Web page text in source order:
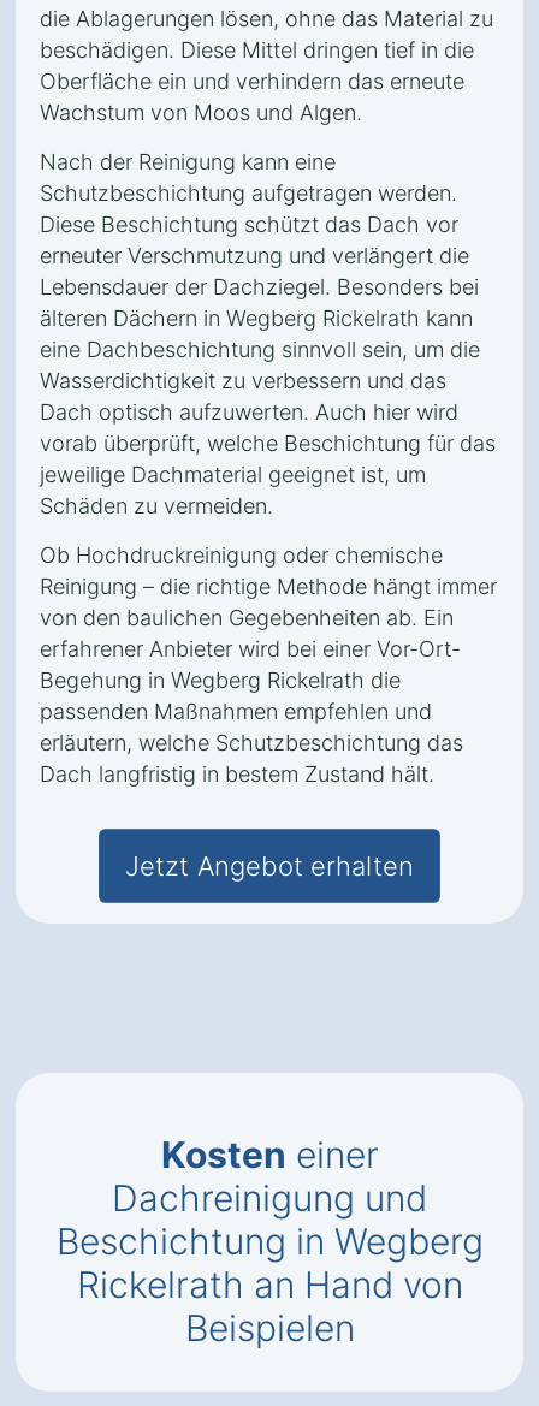
die Ablagerungen lösen, ohne das Material zu
beschädigen. Diese Mittel dringen tief in die
Oberfläche ein und verhindern das erneute
Wachstum von Moos und Algen.
Nach der Reinigung kann eine
Schutzbeschichtung aufgetragen werden.
Diese Beschichtung schützt das Dach vor
erneuter Verschmutzung und verlängert die
Lebensdauer der Dachziegel. Besonders bei
älteren Dächern in Wegberg Rickelrath kann
eine Dachbeschichtung sinnvoll sein, um die
Wasserdichtigkeit zu verbessern und das
Dach optisch aufzuwerten. Auch hier wird
vorab überprüft, welche Beschichtung für das
jeweilige Dachmaterial geeignet ist, um
Schäden zu vermeiden.
Ob Hochdruckreinigung oder chemische
Reinigung – die richtige Methode hängt immer
von den baulichen Gegebenheiten ab. Ein
erfahrener Anbieter wird bei einer Vor-Ort-
Begehung in Wegberg Rickelrath die
passenden Maßnahmen empfehlen und
erläutern, welche Schutzbeschichtung das
Dach langfristig in bestem Zustand hält.
Jetzt Angebot erhalten
Kosten einer
Dachreinigung und
Beschichtung in Wegberg
Rickelrath an Hand von
Beispielen